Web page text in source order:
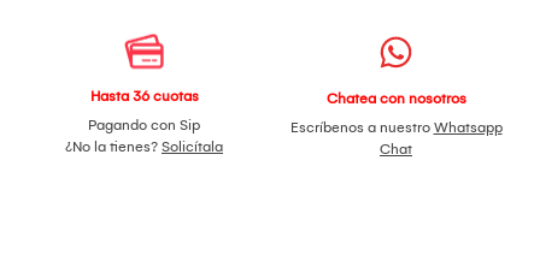
Hasta 36 cuotas
Pagando con Sip
¿No la tienes? Solicítala
Chatea con nosotros
Escríbenos a nuestro Whatsapp
Chat